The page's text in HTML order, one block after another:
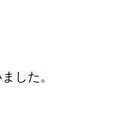
した。